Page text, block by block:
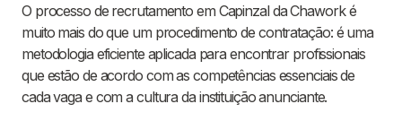
O processo de recrutamento em Capinzal da Chawork é
muito mais do que um procedimento de contratação: é uma
metodologia eficiente aplicada para encontrar profissionais
que estão de acordo com as competências essenciais de
cada vaga e com a cultura da instituição anunciante.